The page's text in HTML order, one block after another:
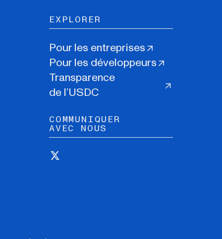
EXPLORER
Pour les entreprises
Pour les développeurs
Transparence
de l’USDC
COMMUNIQUER
AVEC NOUS